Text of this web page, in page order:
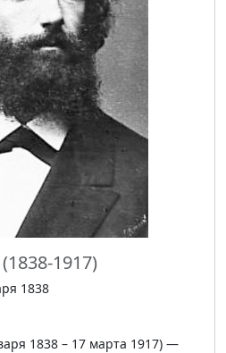
(1838-1917)
1838
1838 – 17 марта 1917) —